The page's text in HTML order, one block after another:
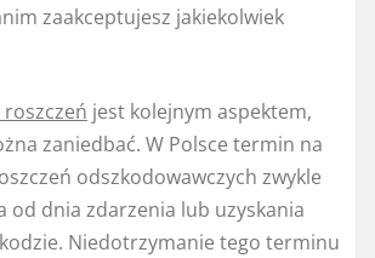
zaakceptujesz jakiekolwiek
jest kolejnym aspektem,
zaniedbać. W Polsce termin na
odszkodowawczych zwykle
od dnia zdarzenia lub uzyskania
Niedotrzymanie tego terminu